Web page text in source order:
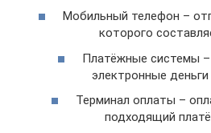
Мобильный телефон –
которого
Платёжные системы –
электронные деньги
Терминал оплаты –
подходящий